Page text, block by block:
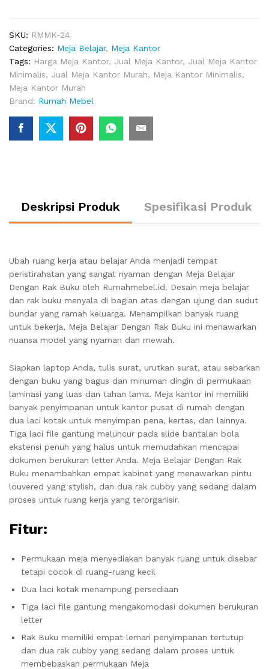
SKU: RMMK-24
Categories: Meja Belajar, Meja Kantor
Tags: Harga Meja Kantor, Jual Meja Kantor, Jual Meja Kantor
Minimalis, Jual Meja Kantor Murah, Meja Kantor Minimalis,
Meja Kantor Murah
Brand: Rumah Mebel
Deskripsi Produk Spesifikasi Produk
Ubah ruang kerja atau belajar Anda menjadi tempat
peristirahatan yang sangat nyaman dengan Meja Belajar
Dengan Rak Buku oleh Rumahmebel.id. Desain meja belajar
dan rak buku menyala di bagian atas dengan ujung dan sudut
bundar yang ramah keluarga. Menampilkan banyak ruang
untuk bekerja, Meja Belajar Dengan Rak Buku ini menawarkan
nuansa model yang nyaman dan mewah.
Siapkan laptop Anda, tulis surat, urutkan surat, atau sebarkan
dengan buku yang bagus dan minuman dingin di permukaan
laminasi yang luas dan tahan lama. Meja kantor ini memiliki
banyak penyimpanan untuk kantor pusat di rumah dengan
dua laci kotak untuk menyimpan pena, kertas, dan lainnya.
Tiga laci file gantung meluncur pada slide bantalan bola
ekstensi penuh yang halus untuk memudahkan mencapai
dokumen berukuran letter Anda. Meja Belajar Dengan Rak
Buku menambahkan empat kabinet yang menawarkan pintu
louvered yang stylish, dan dua rak cubby yang sedang dalam
proses untuk ruang kerja yang terorganisir.
Fitur:
Permukaan meja menyediakan banyak ruang untuk disebar
tetapi cocok di ruang-ruang kecil
Dua laci kotak menampung persediaan
Tiga laci file gantung mengakomodasi dokumen berukuran
letter
Rak Buku memiliki empat lemari penyimpanan tertutup
dan dua rak cubby yang sedang dalam proses untuk
membebaskan permukaan Meja